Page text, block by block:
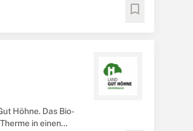
bookmark
Höhne. Das Bio-
in einen